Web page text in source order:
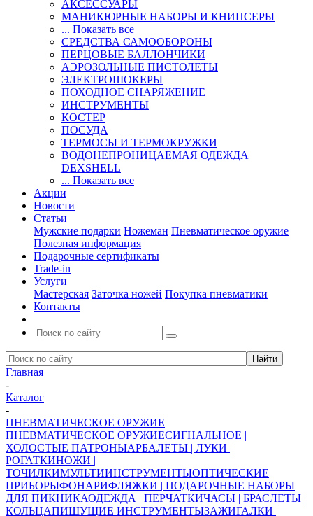
АКСЕССУАРЫ
МАНИКЮРНЫЕ НАБОРЫ И КНИПСЕРЫ
... Показать все
СРЕДСТВА САМООБОРОНЫ
ПЕРЦОВЫЕ БАЛЛОНЧИКИ
АЭРОЗОЛЬНЫЕ ПИСТОЛЕТЫ
ЭЛЕКТРОШОКЕРЫ
ПОХОДНОЕ СНАРЯЖЕНИЕ
ИНСТРУМЕНТЫ
КОСТЕР
ПОСУДА
ТЕРМОСЫ И ТЕРМОКРУЖКИ
ВОДОНЕПРОНИЦАЕМАЯ ОДЕЖДА
DEXSHELL
... Показать все
Акции
Новости
Статьи
Мужские подарки Ножеман Пневматическое оружие
Полезная информация
Подарочные сертификаты
Trade-in
Услуги
Мастерская Заточка ножей Покупка пневматики
Контакты
Главная
-
Каталог
-
ПНЕВМАТИЧЕСКОЕ ОРУЖИЕ
ПНЕВМАТИЧЕСКОЕ ОРУЖИЕСИГНАЛЬНОЕ |
ХОЛОСТЫЕ ПАТРОНЫАРБАЛЕТЫ | ЛУКИ |
РОГАТКИНОЖИ |
ТОЧИЛКИМУЛЬТИИНСТРУМЕНТЫОПТИЧЕСКИЕ
ПРИБОРЫФОНАРИФЛЯЖКИ | ПОДАРОЧНЫЕ НАБОРЫ
ДЛЯ ПИКНИКАОДЕЖДА | ПЕРЧАТКИЧАСЫ | БРАСЛЕТЫ |
КОЛЬЦАПИШУЩИЕ ИНСТРУМЕНТЫЗАЖИГАЛКИ |